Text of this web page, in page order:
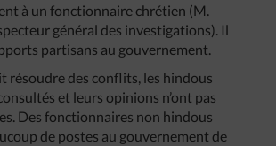
à un fonctionnaire chrétien (M.
général des investigations). Il
partisans au gouvernement.
résoudre des conflits, les hindous
et leurs opinions n’ont pas
Des fonctionnaires non hindous
de postes au gouvernement de